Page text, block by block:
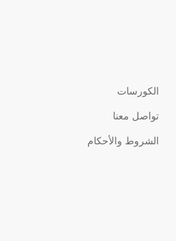
الكورسات
تواصل معنا
الشروط والأحكام